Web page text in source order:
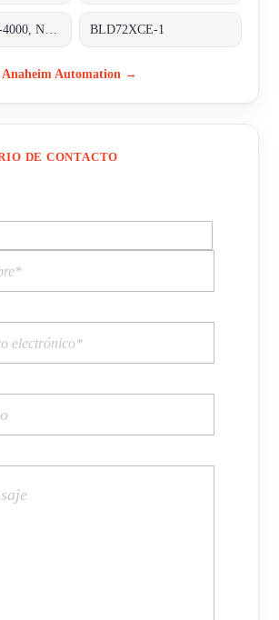
BLD72XCE-1
Anaheim Automation →
DE CONTACTO